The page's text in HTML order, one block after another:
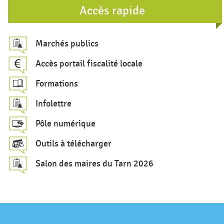
e
c
h
e
r
c
h
e
Accès rapide
Marchés publics
Accès portail fiscalité locale
Formations
Infolettre
Pôle numérique
Outils à télécharger
Salon des maires du Tarn 2026